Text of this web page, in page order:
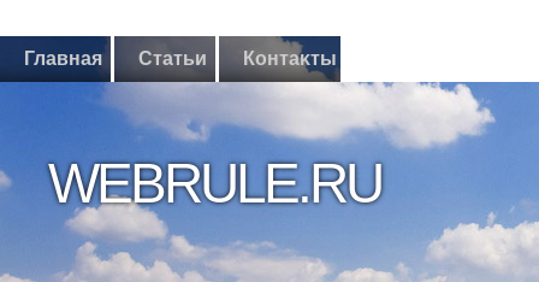
Главная Статьи Контаκты
WEBRULE.RU